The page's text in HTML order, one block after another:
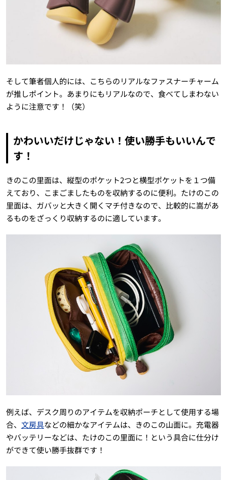
そして筆者個人的には、こちらのリアルなファスナーチャーム
が推しポイント。あまりにもリアルなので、食べてしまわない
ように注意です！（笑）
かわいいだけじゃない！使い勝手もいいんで
す！
きのこの里面は、縦型のポケット2つと横型ポケットを１つ備
えており、こまごましたものを収納するのに便利。たけのこの
里面は、ガバッと大きく開くマチ付きなので、比較的に嵩があ
るものをざっくり収納するのに適しています。
例えば、デスク周りのアイテムを収納ポーチとして使用する場
合、 文房具などの細かなアイテムは、きのこの山面に。充電器
やバッテリーなどは、たけのこの里面に！という具合に仕分け
ができて使い勝手抜群です！